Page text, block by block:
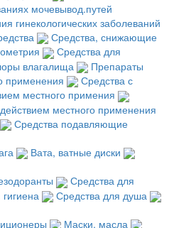
мочевывод.путей
гинекологических заболеваний
Средства, снижающие
Средства для
влагалища
Препараты
применения
Средства с
местного примения
местного применения
Средства подавляющие
Вата, ватные диски
Средства для
Средства для душа
Маски, масла